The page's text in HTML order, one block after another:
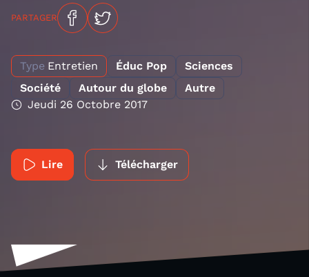
PARTAGER
Type Entretien Éduc Pop
Sciences
Société
Autour du globe
Autre
Jeudi 26 Octobre 2017
Lire Télécharger